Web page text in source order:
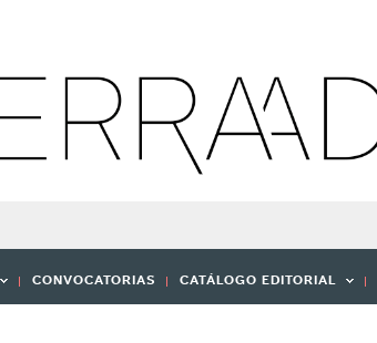
CONVOCATORIAS CATÁLOGO EDITORIAL